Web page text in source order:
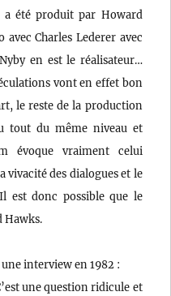
a été produit par Howard
Charles Lederer avec
en est le réalisateur…
vont en effet bon
le reste de la production
tout du même niveau et
évoque vraiment celui
vivacité des dialogues et le
est donc possible que le
Hawks.
interview en 1982 :
une question ridicule et